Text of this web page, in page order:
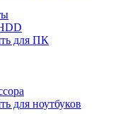
для ПК
для ноутбуков